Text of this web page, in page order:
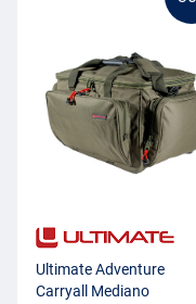
Ultimate Adventure
Carryall Mediano